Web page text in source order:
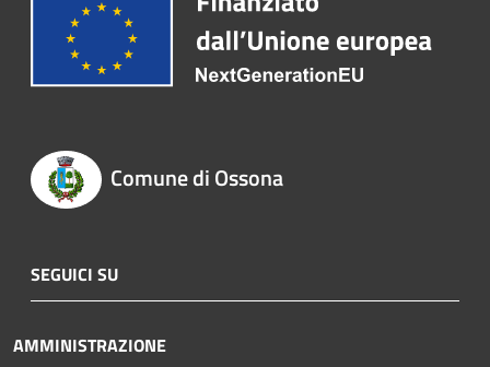
Comune di Ossona
SEGUICI SU
AMMINISTRAZIONE